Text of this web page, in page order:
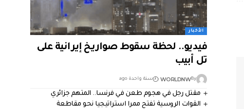
الأخبار
فيديو.. لحظة سقوط صواريخ إيرانية على
تل أبيب
By
WORLDNW سنة واحدة ago
مقتل رجل في هجوم طعن في فرنسا.. المتهم جزائري
القوات الروسية تفتح ممرا استراتيجيا نحو مقاطعة